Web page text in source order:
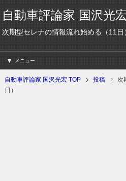
自動車評論家 国沢光
次期型セレナの情報流れ始める（11日
メニュー
自動車評論家 国沢光宏 TOP 投稿
次
日）